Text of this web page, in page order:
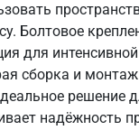
Болтовое
для
сборка и
решение
надёжность